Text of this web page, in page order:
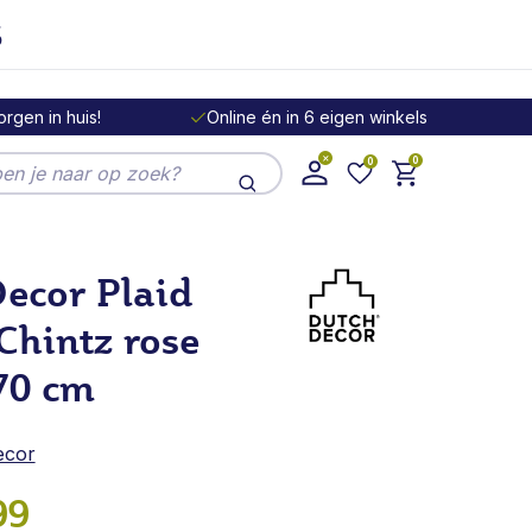
in huis! Online én in 6 eigen winkels
de hele winkel 0 0
cm Plaid
rose
cm